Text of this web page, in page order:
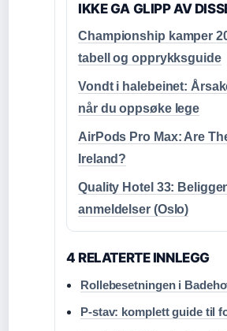
IKKE GA GLIPP AV
Championship kamper
tabell og opprykksguide
Vondt i halebeinet:
når du oppsøke lege
AirPods Pro Max: Are
Ireland?
Quality Hotel 33:
anmeldelser (Oslo)
4 RELATERTE INNLEGG
Rollebesetningen i
P-stav: komplett guide til